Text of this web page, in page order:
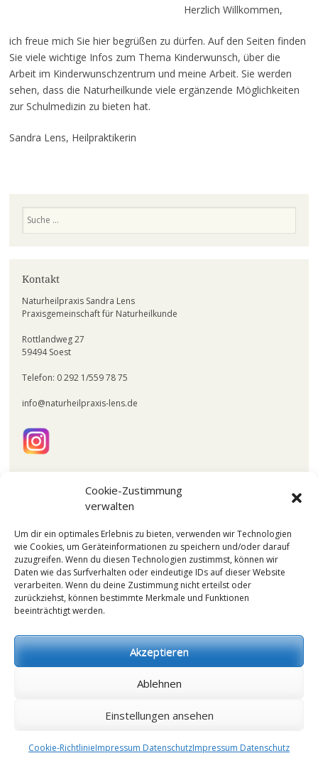
Cookie-Zustimmung
verwalten
Um dir ein optimales Erlebnis zu bieten, verwenden wir Technologien
wie Cookies, um Geräteinformationen zu speichern und/oder darauf
zuzugreifen. Wenn du diesen Technologien zustimmst, können wir
Daten wie das Surfverhalten oder eindeutige IDs auf dieser Website
verarbeiten. Wenn du deine Zustimmung nicht erteilst oder
zurückziehst, können bestimmte Merkmale und Funktionen
beeinträchtigt werden.
Akzeptieren
Ablehnen
Einstellungen ansehen
Cookie-RichtlinieImpressum DatenschutzImpressum Datenschutz
Herzlich Willkommen,
ich freue mich Sie hier begrüßen zu dürfen. Auf den Seiten finden
Sie viele wichtige Infos zum Thema Kinderwunsch, über die
Arbeit im Kinderwunschzentrum und meine Arbeit. Sie werden
sehen, dass die Naturheilkunde viele ergänzende Möglichkeiten
zur Schulmedizin zu bieten hat.
Sandra Lens, Heilpraktikerin
Kontakt
Naturheilpraxis Sandra Lens
Praxisgemeinschaft für Naturheilkunde
Rottlandweg 27
59494 Soest
Telefon: 0 292 1/559 78 75
info@naturheilpraxis-lens.de
Kategorien
Keine Kategorien
Meta
Anmelden
Proudly powered by WordPress |Theme: Misty Lake von WordPress.com